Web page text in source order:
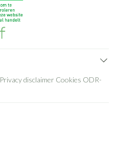
Privacy disclaimer Cookies ODR-